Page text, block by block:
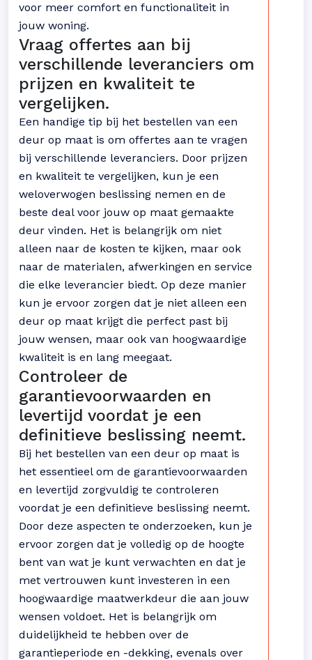
voor meer comfort en functionaliteit in
jouw woning.
Vraag offertes aan bij
verschillende leveranciers om
prijzen en kwaliteit te
vergelijken.
Een handige tip bij het bestellen van een
deur op maat is om offertes aan te vragen
bij verschillende leveranciers. Door prijzen
en kwaliteit te vergelijken, kun je een
weloverwogen beslissing nemen en de
beste deal voor jouw op maat gemaakte
deur vinden. Het is belangrijk om niet
alleen naar de kosten te kijken, maar ook
naar de materialen, afwerkingen en service
die elke leverancier biedt. Op deze manier
kun je ervoor zorgen dat je niet alleen een
deur op maat krijgt die perfect past bij
jouw wensen, maar ook van hoogwaardige
kwaliteit is en lang meegaat.
Controleer de
garantievoorwaarden en
levertijd voordat je een
definitieve beslissing neemt.
Bij het bestellen van een deur op maat is
het essentieel om de garantievoorwaarden
en levertijd zorgvuldig te controleren
voordat je een definitieve beslissing neemt.
Door deze aspecten te onderzoeken, kun je
ervoor zorgen dat je volledig op de hoogte
bent van wat je kunt verwachten en dat je
met vertrouwen kunt investeren in een
hoogwaardige maatwerkdeur die aan jouw
wensen voldoet. Het is belangrijk om
duidelijkheid te hebben over de
garantieperiode en -dekking, evenals over